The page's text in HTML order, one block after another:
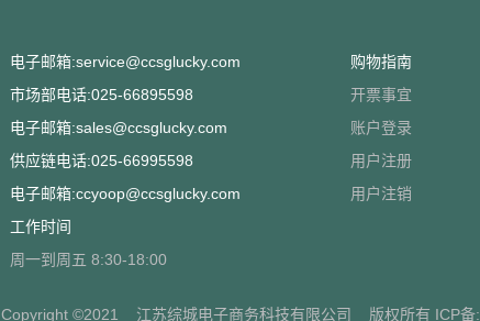
电子邮箱:service@ccsglucky.com
市场部电话:025-66895598
电子邮箱:sales@ccsglucky.com
供应链电话:025-66995598
电子邮箱:ccyoop@ccsglucky.com
工作时间
周一到周五 8:30-18:00
购物指南
开票事宜
账户登录
用户注册
用户注销
Copyright ©2021 江苏综城电子商务科技有限公司 版权所有 ICP备: